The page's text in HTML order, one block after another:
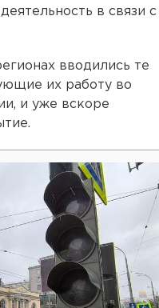
в связи с
вводились те
их работу во
и уже вскоре